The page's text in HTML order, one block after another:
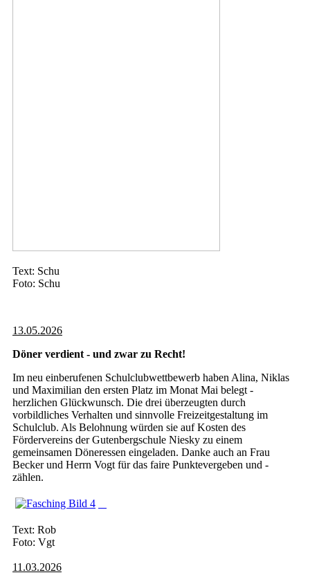
Text: Schu
Foto: Schu
13.05.2026
Döner verdient - und zwar zu Recht!
Im neu einberufenen Schulclubwettbewerb haben Alina, Niklas
und Maximilian den ersten Platz im Monat Mai belegt -
herzlichen Glückwunsch. Die drei überzeugten durch
vorbildliches Verhalten und sinnvolle Freizeitgestaltung im
Schulclub. Als Belohnung würden sie auf Kosten des
Fördervereins der Gutenbergschule Niesky zu einem
gemeinsamen Döneressen eingeladen. Danke auch an Frau
Becker und Herrn Vogt für das faire Punktevergeben und -
zählen.
Text: Rob
Foto: Vgt
11.03.2026